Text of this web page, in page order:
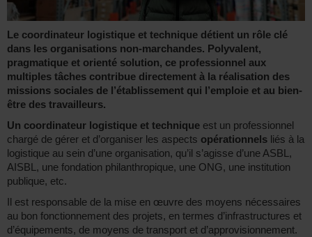
Le coordinateur logistique et technique détient un rôle clé
dans les organisations non-marchandes. Polyvalent,
pragmatique et orienté solution, ce professionnel aux
multiples tâches contribue directement à la réalisation des
missions sociales de l’établissement qui l’emploie et au bien-
être des travailleurs.
Un coordinateur logistique et technique est un professionnel
chargé de gérer et d’organiser les aspects opérationnels liés à la
logistique au sein d’une organisation, qu’il s’agisse d’une ASBL,
AISBL, une fondation philanthropique, une ONG, une institution
publique, etc.
Il est responsable de la mise en œuvre des moyens nécessaires
au bon fonctionnement des projets, en termes d’infrastructures et
d’équipements, de moyens de transport et d’approvisionnement.